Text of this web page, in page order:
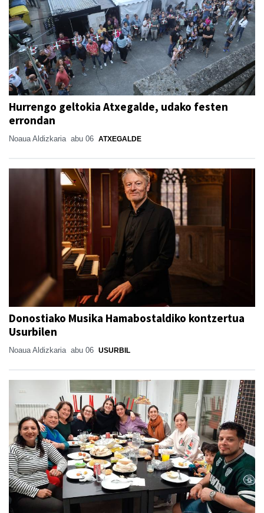
Hurrengo geltokia Atxegalde, udako festen
errondan
Noaua Aldizkaria abu 06 ATXEGALDE
Donostiako Musika Hamabostaldiko kontzertua
Usurbilen
Noaua Aldizkaria abu 06 USURBIL